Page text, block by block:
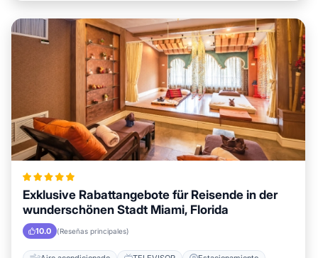
Exklusive Rabattangebote für Reisende in der
wunderschönen Stadt Miami, Florida
10.0 (Reseñas principales)